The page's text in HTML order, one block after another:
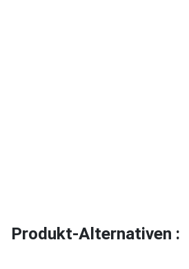
Produkt-Alternativen :